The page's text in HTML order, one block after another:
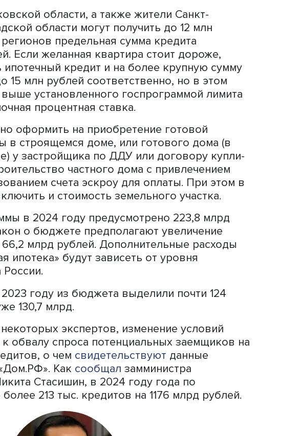
один льготный кредит, но если ребенок
после получения ипотеки, кредит можно
взнос по программе составляет
области, а также жители Санкт-
области могут получить до 12 млн
регионов предельная сумма кредита
Если желанная квартира стоит дороже,
ипотечный кредит и на более крупную сумму
до 15 млн рублей соответственно, но в этом
выше установленного госпрограммой лимита
рыночная процентная ставка.
оформить на приобретение готовой
в строящемся доме, или готового дома (в
у застройщика по ДДУ или договору
строительство частного дома с привлечением
счета эскроу для оплаты. При этом